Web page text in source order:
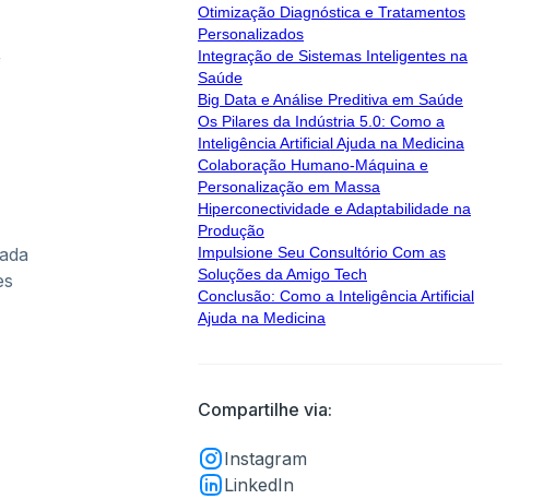
Otimização Diagnóstica e Tratamentos
Personalizados
Integração de Sistemas Inteligentes na
Saúde
Big Data e Análise Preditiva em Saúde
Os Pilares da Indústria 5.0: Como a
Inteligência Artificial Ajuda na Medicina
Colaboração Humano-Máquina e
Personalização em Massa
Hiperconectividade e Adaptabilidade na
Produção
Impulsione Seu Consultório Com as
Soluções da Amigo Tech
Conclusão: Como a Inteligência Artificial
Ajuda na Medicina
Compartilhe via:
Instagram
LinkedIn